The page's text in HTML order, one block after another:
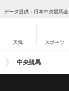
データ提供：日本中央競馬会
天気 スポーツ
中央競馬